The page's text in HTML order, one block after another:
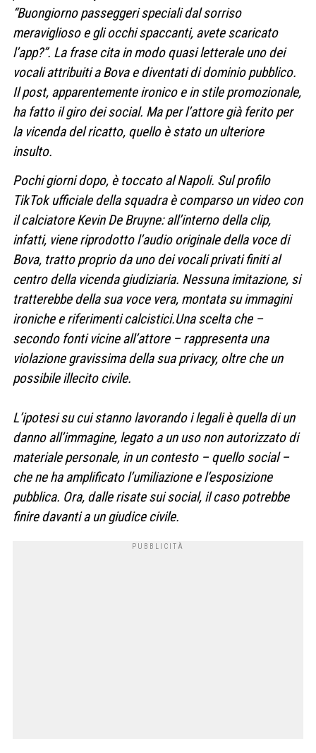
“Buongiorno passeggeri speciali dal sorriso
meraviglioso e gli occhi spaccanti, avete scaricato
l’app?”. La frase cita in modo quasi letterale uno dei
vocali attribuiti a Bova e diventati di dominio pubblico.
Il post, apparentemente ironico e in stile promozionale,
ha fatto il giro dei social. Ma per l’attore già ferito per
la vicenda del ricatto, quello è stato un ulteriore
insulto.
Pochi giorni dopo, è toccato al Napoli. Sul profilo
TikTok ufficiale della squadra è comparso un video con
il calciatore Kevin De Bruyne: all’interno della clip,
infatti, viene riprodotto l’audio originale della voce di
Bova, tratto proprio da uno dei vocali privati finiti al
centro della vicenda giudiziaria. Nessuna imitazione, si
tratterebbe della sua voce vera, montata su immagini
ironiche e riferimenti calcistici.Una scelta che –
secondo fonti vicine all’attore – rappresenta una
violazione gravissima della sua privacy, oltre che un
possibile illecito civile.
L’ipotesi su cui stanno lavorando i legali è quella di un
danno all’immagine, legato a un uso non autorizzato di
materiale personale, in un contesto – quello social –
che ne ha amplificato l’umiliazione e l’esposizione
pubblica. Ora, dalle risate sui social, il caso potrebbe
finire davanti a un giudice civile.